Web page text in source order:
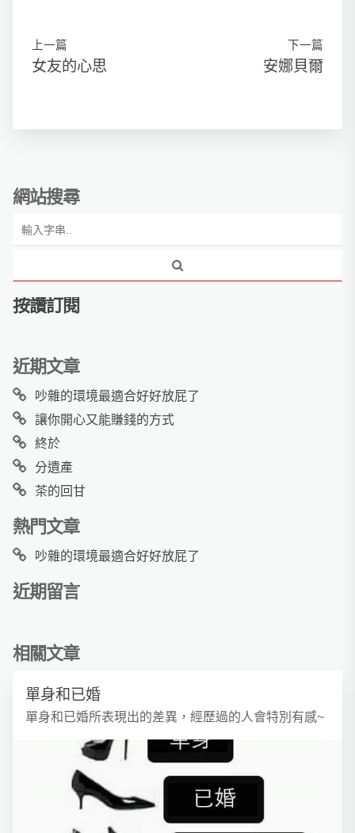
上一篇
女友的心思
下一篇
安娜貝爾
網站搜尋
按讚訂閱
近期文章
吵雜的環境最適合好好放屁了
讓你開心又能賺錢的方式
終於
分遺產
茶的回甘
熱門文章
吵雜的環境最適合好好放屁了
近期留言
相關文章
單身和已婚
單身和已婚所表現出的差異，經歷過的人會特別有感~